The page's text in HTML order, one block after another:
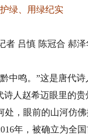
绿、用绿纪实
吕慎 陈冠合 郝泽
鸣。”这是唐代诗
诗人赵希迈眼里的
眼前的山河仿佛
年，被确立为全国